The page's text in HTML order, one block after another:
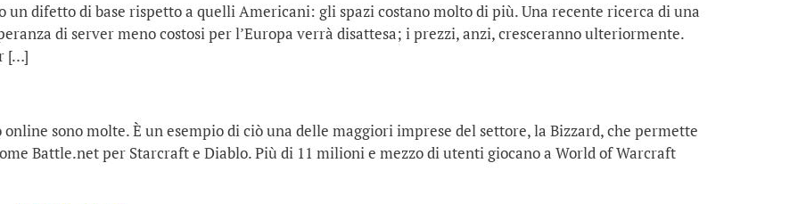
un difetto di base rispetto a quelli Americani: gli spazi costano molto di più. Una recente ricerca di una
di server meno costosi per l’Europa verrà disattesa; i prezzi, anzi, cresceranno ulteriormente.
[…]
sono molte. È un esempio di ciò una delle maggiori imprese del settore, la Bizzard, che permette
Battle.net per Starcraft e Diablo. Più di 11 milioni e mezzo di utenti giocano a World of Warcraft